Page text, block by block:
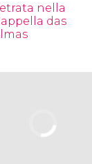
nella
das